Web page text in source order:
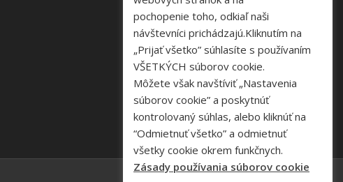
e-mail:novakova@zelpo.sk
pochopenie toho, odkiaľ naši
návštevníci prichádzajú.Kliknutím na
„Prijať všetko” súhlasíte s používaním
VŠETKÝCH súborov cookie.
Môžete však navštíviť „Nastavenia
súborov cookie” a poskytnúť
kontrolovaný súhlas, alebo kliknúť na
“Odmietnuť všetko” a odmietnuť
všetky cookie okrem funkčnych.
Zásady používania súborov cookie